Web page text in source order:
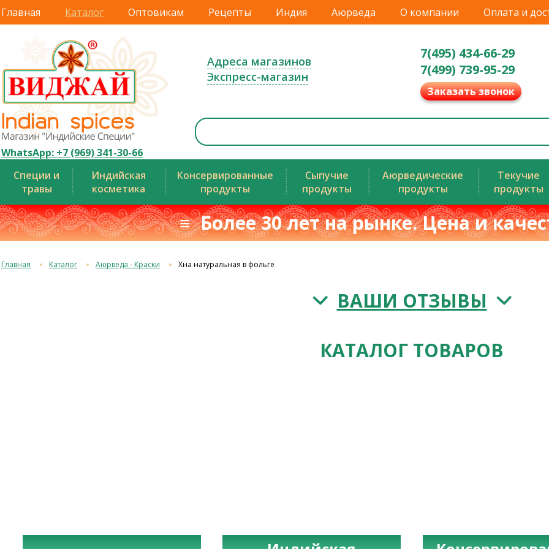
Главная Каталог Оптовикам Рецепты Индия Аюрведа О компании Оплата и
WhatsApp: +7 (969) 341-30-66
Адреса магазинов
Экспресс-магазин
7(495) 434-66-29
7(499) 739-95-29
Заказать звонок
Специи и
травы
Индийская
косметика
Консервированные
продукты
Сыпучие
продукты
Аюрведические
продукты
Текучие
продукты
≡ Более 30 лет на рынке. Цена и
Главная Каталог Аюрведа - Краски Хна натуральная в фольге
ВАШИ ОТЗЫВЫ
КАТАЛОГ ТОВАРОВ